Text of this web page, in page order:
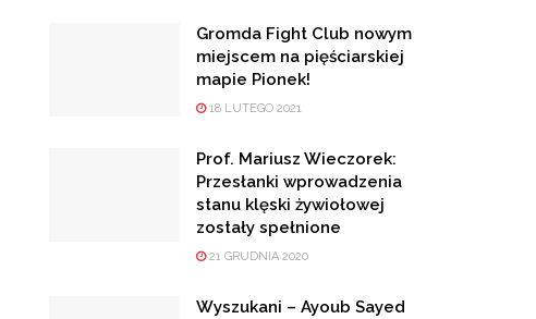
Gromda Fight Club nowym
miejscem na pięściarskiej
mapie Pionek!
18 LUTEGO 2021
Prof. Mariusz Wieczorek:
Przesłanki wprowadzenia
stanu klęski żywiołowej
zostały spełnione
21 GRUDNIA 2020
Wyszukani – Ayoub Sayed